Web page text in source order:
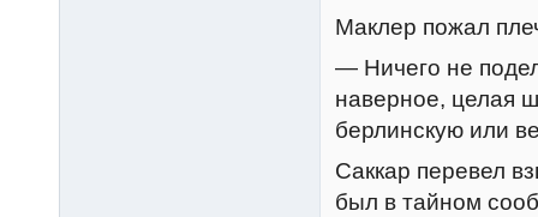
Маклер пожал
— Ничего не
наверное, целая
берлинскую или
Саккар перевел
был в тайном